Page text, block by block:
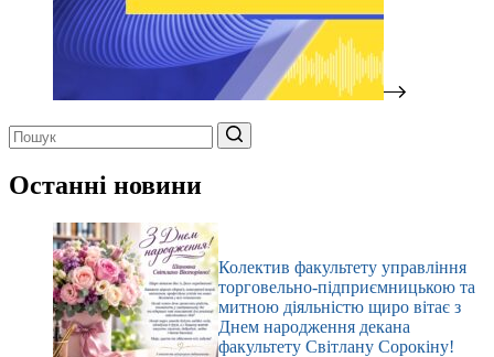
результатів
Останні новини
Колектив факультету управління
торговельно-підприємницькою та
митною діяльністю щиро вітає з
Днем народження декана
факультету Світлану Сорокіну!